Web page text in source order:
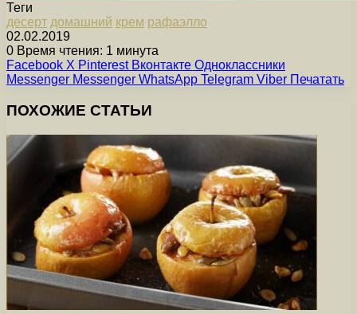
Теги
десерт домашний крем рафаэлло
02.02.2019
0 Время чтения: 1 минута
Facebook X Pinterest Вконтакте Одноклассники
Messenger Messenger WhatsApp Telegram Viber Печатать
ПОХОЖИЕ СТАТЬИ